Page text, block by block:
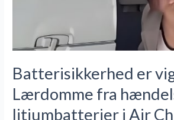
Batterisikkerhed er
Lærdomme fra
litiumbatterier i Air